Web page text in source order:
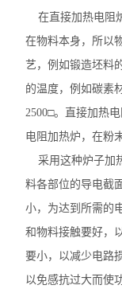
在直接加热电阻
在物料本身，所以
艺，例如锻造坯料
的温度，例如碳素
2500□。直接加热
电阻加热炉，在粉
采用这种炉子加
料各部位的导电截
小，为达到所需的
和物料接触要好，
要小，以减少电路
以免感抗过大而使